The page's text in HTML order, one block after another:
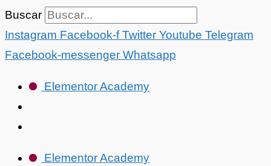
Ir
al
contenido
Buscar
Instagram Facebook-f Twitter Youtube Telegram
Facebook-messenger Whatsapp
Elementor Academy
Elementor Academy